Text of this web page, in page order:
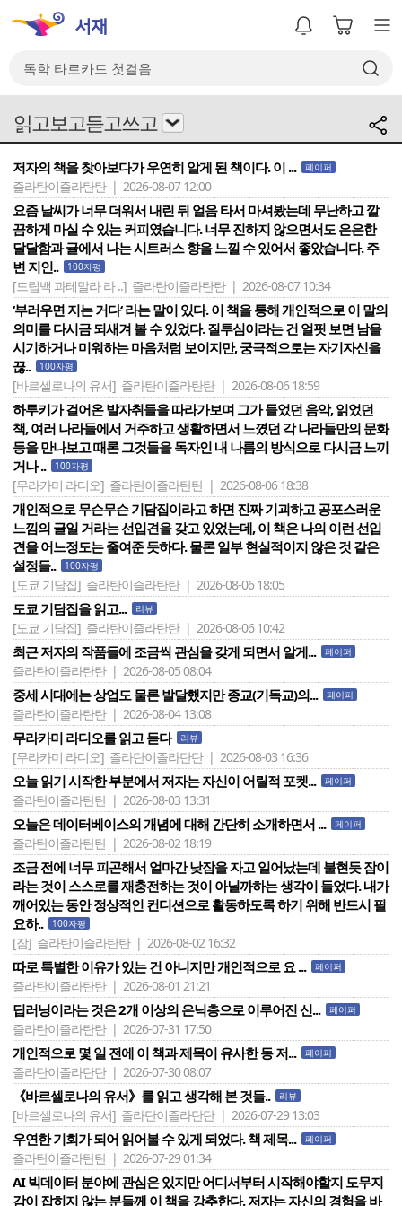
읽고보고듣고쓰고
저자의 책을 찾아보다가 우연히 알게 된 책이다. 이 ... 페이퍼
즐라탄이즐라탄탄 | 2026-08-07 12:00
요즘 날씨가 너무 더워서 내린 뒤 얼음 타서 마셔봤는데 무난하고 깔
끔하게 마실 수 있는 커피였습니다. 너무 진하지 않으면서도 은은한
달달함과 귤에서 나는 시트러스 향을 느낄 수 있어서 좋았습니다. 주
변 지인..
100자평
[드립백 과테말라 라 ..] 즐라탄이즐라탄탄 | 2026-08-07 10:34
‘부러우면 지는 거다‘ 라는 말이 있다. 이 책을 통해 개인적으로 이 말의
의미를 다시금 되새겨 볼 수 있었다. 질투심이라는 건 얼핏 보면 남을
시기하거나 미워하는 마음처럼 보이지만, 궁극적으로는 자기자신을
끊..
100자평
[바르셀로나의 유서] 즐라탄이즐라탄탄 | 2026-08-06 18:59
하루키가 걸어온 발자취들을 따라가보며 그가 들었던 음악, 읽었던
책, 여러 나라들에서 거주하고 생활하면서 느꼈던 각 나라들만의 문화
등을 만나보고 때론 그것들을 독자인 내 나름의 방식으로 다시금 느끼
거나 ..
100자평
[무라카미 라디오] 즐라탄이즐라탄탄 | 2026-08-06 18:38
개인적으로 무슨무슨 기담집이라고 하면 진짜 기괴하고 공포스러운
느낌의 글일 거라는 선입견을 갖고 있었는데, 이 책은 나의 이런 선입
견을 어느정도는 줄여준 듯하다. 물론 일부 현실적이지 않은 것 같은
설정들..
100자평
[도쿄 기담집] 즐라탄이즐라탄탄 | 2026-08-06 18:05
도쿄 기담집을 읽고... 리뷰
[도쿄 기담집] 즐라탄이즐라탄탄 | 2026-08-06 10:42
최근 저자의 작품들에 조금씩 관심을 갖게 되면서 알게... 페이퍼
즐라탄이즐라탄탄 | 2026-08-05 08:04
중세 시대에는 상업도 물론 발달했지만 종교(기독교)의... 페이퍼
즐라탄이즐라탄탄 | 2026-08-04 13:08
무라카미 라디오를 읽고 듣다 리뷰
[무라카미 라디오] 즐라탄이즐라탄탄 | 2026-08-03 16:36
오늘 읽기 시작한 부분에서 저자는 자신이 어릴적 포켓... 페이퍼
즐라탄이즐라탄탄 | 2026-08-03 13:31
오늘은 데이터베이스의 개념에 대해 간단히 소개하면서 ... 페이퍼
즐라탄이즐라탄탄 | 2026-08-02 18:19
조금 전에 너무 피곤해서 얼마간 낮잠을 자고 일어났는데 불현듯 잠이
라는 것이 스스로를 재충전하는 것이 아닐까하는 생각이 들었다. 내가
깨어있는 동안 정상적인 컨디션으로 활동하도록 하기 위해 반드시 필
요하..
100자평
[잠] 즐라탄이즐라탄탄 | 2026-08-02 16:32
따로 특별한 이유가 있는 건 아니지만 개인적으로 요 ... 페이퍼
즐라탄이즐라탄탄 | 2026-08-01 21:21
딥러닝이라는 것은 2개 이상의 은닉층으로 이루어진 신... 페이퍼
즐라탄이즐라탄탄 | 2026-07-31 17:50
개인적으로 몇 일 전에 이 책과 제목이 유사한 동 저... 페이퍼
즐라탄이즐라탄탄 | 2026-07-30 08:07
《바르셀로나의 유서》를 읽고 생각해 본 것들.. 리뷰
[바르셀로나의 유서] 즐라탄이즐라탄탄 | 2026-07-29 13:03
우연한 기회가 되어 읽어볼 수 있게 되었다. 책 제목... 페이퍼
즐라탄이즐라탄탄 | 2026-07-29 01:34
AI 빅데이터 분야에 관심은 있지만 어디서부터 시작해야할지 도무지
감이 잡히지 않는 분들께 이 책을 강추한다. 저자는 자신의 경험을 바